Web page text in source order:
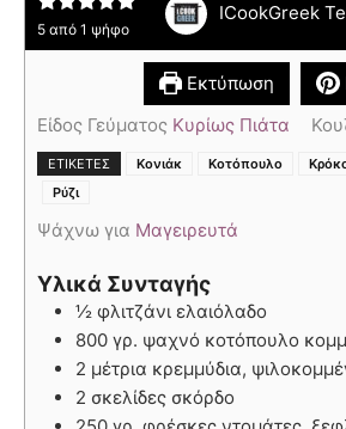
5 από 1 ψήφο
ICookGreek
Εκτύπωση
Είδος Γεύματος Κυρίως Πιάτα
ΕΤΙΚΈΤΕΣ Κονιάκ Κοτόπουλο
Ρύζι
Ψάχνω για Μαγειρευτά
Υλικά Συνταγής
½ φλιτζάνι ελαιόλαδο
800 γρ. ψαχνό κοτόπουλο
2 μέτρια κρεμμύδια,
2 σκελίδες σκόρδο